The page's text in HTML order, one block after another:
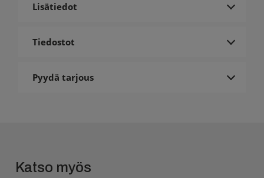
Lisätiedot
Tiedostot
Pyydä tarjous
Katso myös